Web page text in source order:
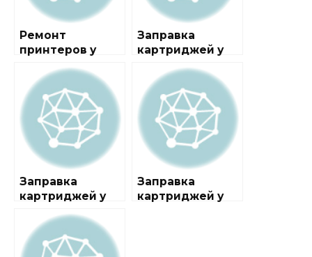
Ремонт
принтеров у
Колхозная
Заправка
картриджей у
Багратионовска
я
Заправка
картриджей у
Воробьёвы горы
Заправка
картриджей у